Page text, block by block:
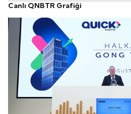
Canlı QNBTR Grafiği